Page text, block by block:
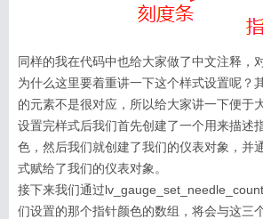
同样的我在代码中也给大家做了中文注释，
为什么这里要着重讲一下这个样式设置呢？
的元素不是很对应，所以给大家讲一下便于
设置完样式后我们首先创建了一个用来描述
色，然后我们就创建了我们的仪表对象，并
式赋给了我们的仪表对象。
接下来我们通过
们设置的那个指针颜色的数组，将会与这三